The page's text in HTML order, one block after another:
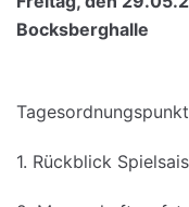
Bocksberghalle
1. Rückblick